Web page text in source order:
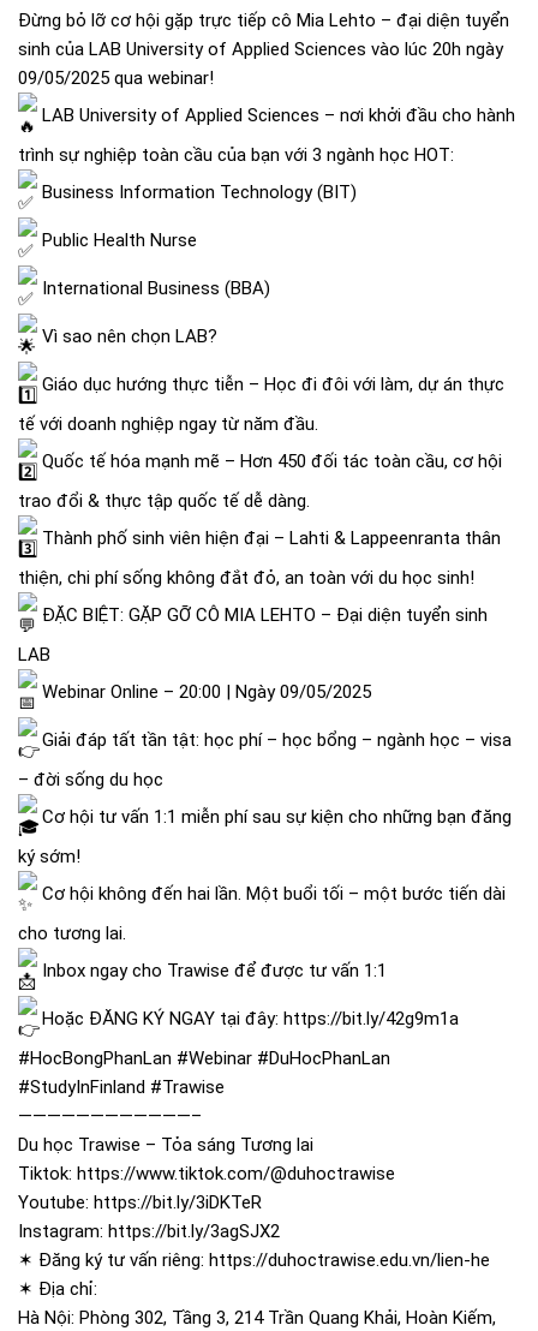
Đừng bỏ lỡ cơ hội gặp trực tiếp cô Mia Lehto – đại diện tuyển
sinh của LAB University of Applied Sciences vào lúc 20h ngày
09/05/2025 qua webinar!
LAB University of Applied Sciences – nơi khởi đầu cho hành
trình sự nghiệp toàn cầu của bạn với 3 ngành học HOT:
Business Information Technology (BIT)
Public Health Nurse
International Business (BBA)
Vì sao nên chọn LAB?
Giáo dục hướng thực tiễn – Học đi đôi với làm, dự án thực
tế với doanh nghiệp ngay từ năm đầu.
Quốc tế hóa mạnh mẽ – Hơn 450 đối tác toàn cầu, cơ hội
trao đổi & thực tập quốc tế dễ dàng.
Thành phố sinh viên hiện đại – Lahti & Lappeenranta thân
thiện, chi phí sống không đắt đỏ, an toàn với du học sinh!
ĐẶC BIỆT: GẶP GỠ CÔ MIA LEHTO – Đại diện tuyển sinh
LAB
Webinar Online – 20:00 | Ngày 09/05/2025
Giải đáp tất tần tật: học phí – học bổng – ngành học – visa
– đời sống du học
Cơ hội tư vấn 1:1 miễn phí sau sự kiện cho những bạn đăng
ký sớm!
Cơ hội không đến hai lần. Một buổi tối – một bước tiến dài
cho tương lai.
Inbox ngay cho Trawise để được tư vấn 1:1
Hoặc ĐĂNG KÝ NGAY tại đây: https://bit.ly/42g9m1a
#HocBongPhanLan #Webinar #DuHocPhanLan
#StudyInFinland #Trawise
————————————–
Du học Trawise – Tỏa sáng Tương lai
Tiktok: https://www.tiktok.com/@duhoctrawise
Youtube: https://bit.ly/3iDKTeR
Instagram: https://bit.ly/3agSJX2
✶ Đăng ký tư vấn riêng: https://duhoctrawise.edu.vn/lien-he
✶ Địa chỉ:
Hà Nội: Phòng 302, Tầng 3, 214 Trần Quang Khải, Hoàn Kiếm,